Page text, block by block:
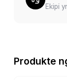
Ekipi
Produkte